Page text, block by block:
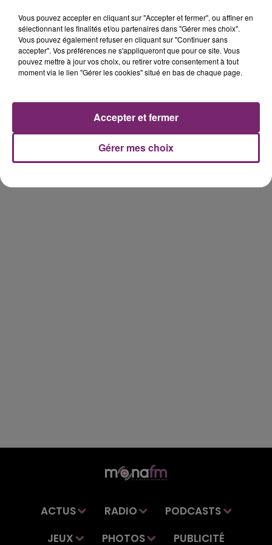
158 pompiers de la région sont
ACTUS RADIO
PODCASTS
JEUX
PHOTOS PUBLICITÉ
Vous pouvez accepter en cliquant sur "Accepter et fermer", ou affiner en
sélectionnant les finalités et/ou partenaires dans "Gérer mes choix".
Vous pouvez également refuser en cliquant sur "Continuer sans
accepter". Vos préférences ne s'appliqueront que pour ce site. Vous
pouvez mettre à jour vos choix, ou retirer votre consentement à tout
moment via le lien "Gérer les cookies" situé en bas de chaque page.
Gérer mes choix
Accepter et fermer